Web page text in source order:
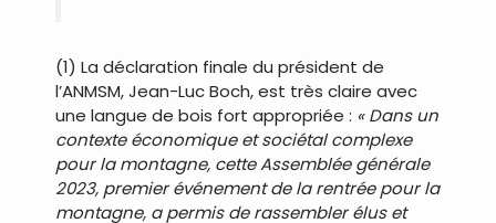
(1) La déclaration finale du président de
l’ANMSM, Jean-Luc Boch, est très claire avec
une langue de bois fort appropriée : « Dans un
contexte économique et sociétal complexe
pour la montagne, cette Assemblée générale
2023, premier événement de la rentrée pour la
montagne, a permis de rassembler élus et